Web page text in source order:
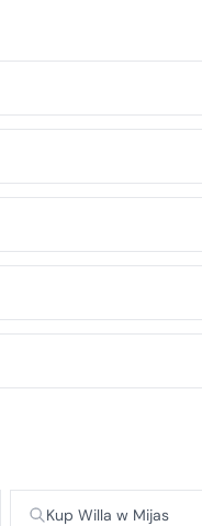
Kup Willa w Mijas